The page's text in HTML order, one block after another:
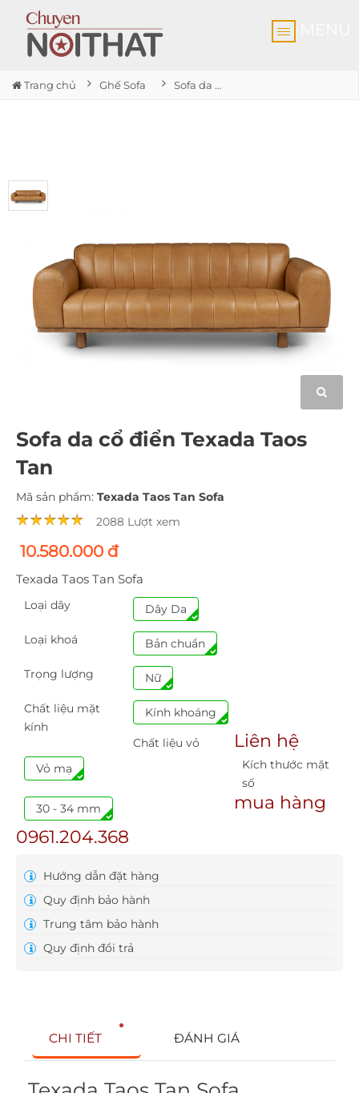
Trang chủ Ghế Sofa Sofa da cổ điển Texada Taos Tan
Sofa da cổ điển Texada Taos
Tan
Mã sản phẩm: Texada Taos Tan Sofa
2088 Lượt xem
10.580.000 đ
Texada Taos Tan Sofa
Loại dây Dây Da
Loại khoá Bản chuẩn
Trọng lượng Nữ
Chất liệu mặt
kính
Kính khoáng
Chất liệu vỏ
Vỏ mạ
Kích thước mặt
số
30 - 34 mm
Liên hệ
mua hàng
0961.204.368
Hướng dẫn đặt hàng
Quy định bảo hành
Trung tâm bảo hành
Quy định đổi trả
CHI TIẾT ĐÁNH GIÁ